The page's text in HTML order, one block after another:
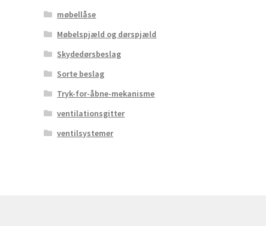
møbellåse
Møbelspjæld og dørspjæld
Skydedørsbeslag
Sorte beslag
Tryk-for-åbne-mekanisme
ventilationsgitter
ventilsystemer